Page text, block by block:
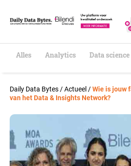
t
Alles Analytics Data science
Daily Data Bytes /Actueel /Wie is jouw
van het Data & Insights Network?